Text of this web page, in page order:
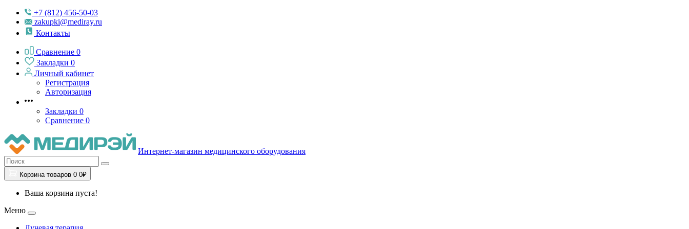
+7 (812) 456-50-03
zakupki@mediray.ru
Контакты
Сравнение 0
Закладки 0
Личный кабинет
Регистрация
Авторизация
Закладки 0
Сравнение 0
Интернет-магазин медицинского оборудования
Корзина товаров 0 0₽
Ваша корзина пуста!
Меню